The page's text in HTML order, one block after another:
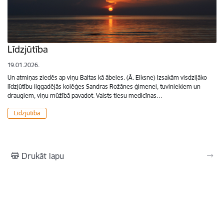
Līdzjūtība
19.01.2026.
Un atmiņas ziedēs ap viņu Baltas kā ābeles. (Ā. Elksne) Izsakām visdziļāko
līdzjūtību ilggadējās kolēģes Sandras Rožānes ģimenei, tuviniekiem un
draugiem, viņu mūžībā pavadot. Valsts tiesu medicīnas…
Līdzjūtība
Drukāt lapu